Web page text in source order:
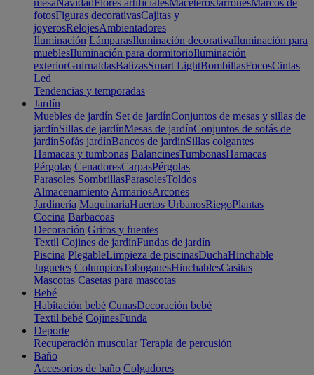
mesaNavidadFlores artificialesMaceterosJarronesMarcos de
fotosFiguras decorativasCajitas y
joyerosRelojesAmbientadores
Iluminación LámparasIluminación decorativaIluminación para
mueblesIluminación para dormitorioIluminación
exteriorGuirnaldasBalizasSmart LightBombillasFocosCintas
Led
Tendencias y temporadas
Jardín
Muebles de jardín Set de jardínConjuntos de mesas y sillas de
jardínSillas de jardínMesas de jardínConjuntos de sofás de
jardínSofás jardínBancos de jardínSillas colgantes
Hamacas y tumbonas BalancinesTumbonasHamacas
Pérgolas CenadoresCarpasPérgolas
Parasoles SombrillasParasolesToldos
Almacenamiento ArmariosArcones
Jardinería MaquinariaHuertos UrbanosRiegoPlantas
Cocina Barbacoas
Decoración Grifos y fuentes
Textil Cojines de jardínFundas de jardín
Piscina PlegableLimpieza de piscinasDuchaHinchable
Juguetes ColumpiosToboganesHinchablesCasitas
Mascotas Casetas para mascotas
Bebé
Habitación bebé CunasDecoración bebé
Textil bebé CojinesFunda
Deporte
Recuperación muscular Terapia de percusión
Baño
Accesorios de baño Colgadores